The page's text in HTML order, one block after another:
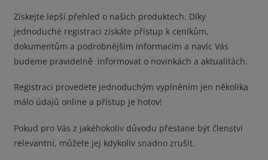
Získejte lepší přehled o našich produktech. Díky
jednoduché registraci získáte přístup k ceníkům,
dokumentům a podrobnějším informacím a navíc Vás
budeme pravidelně informovat o novinkách a aktualitách.
Registraci provedete jednoduchým vyplněním jen několika
málo údajů online a přístup je hotov!
Pokud pro Vás z jakéhokoliv důvodu přestane být členství
relevantní, můžete jej kdykoliv snadno zrušit.